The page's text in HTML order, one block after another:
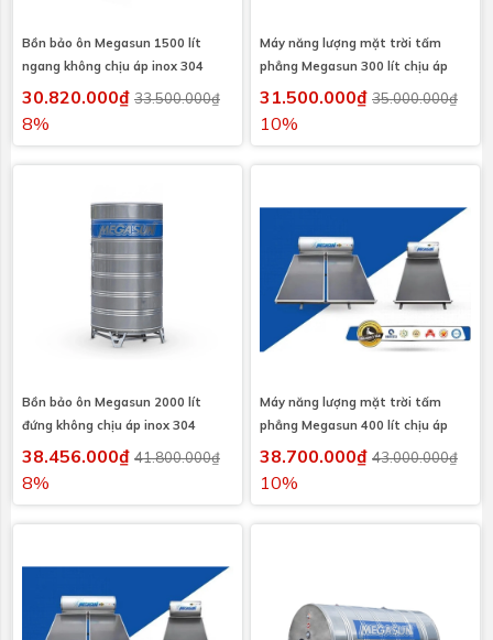
Bồn bảo ôn Megasun 1500 lít
ngang không chịu áp inox 304
30.820.000₫ 33.500.000₫
8%
Máy năng lượng mặt trời tấm
phẳng Megasun 300 lít chịu áp
31.500.000₫ 35.000.000₫
10%
Bồn bảo ôn Megasun 2000 lít
đứng không chịu áp inox 304
38.456.000₫ 41.800.000₫
8%
Máy năng lượng mặt trời tấm
phẳng Megasun 400 lít chịu áp
38.700.000₫ 43.000.000₫
10%